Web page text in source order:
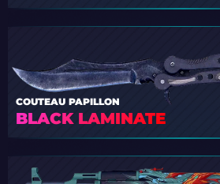
COUTEAU PAPILLON
BLACK LAMINATE